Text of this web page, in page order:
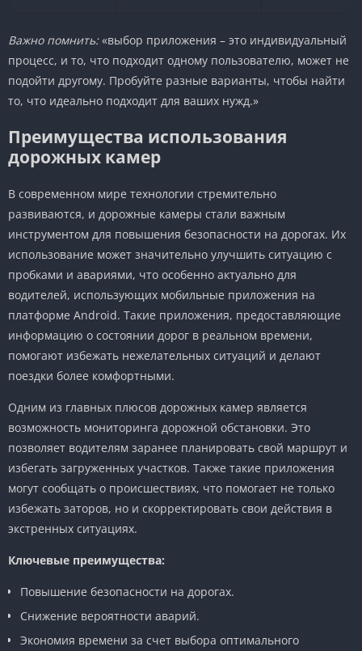
Важно помнить:«выбор приложения – это индивидуальный
процесс, и то, что подходит одному пользователю, может не
подойти другому. Пробуйте разные варианты, чтобы найти
то, что идеально подходит для ваших нужд.»
Преимущества использования
дорожных камер
В современном мире технологии стремительно
развиваются, и дорожные камеры стали важным
инструментом для повышения безопасности на дорогах. Их
использование может значительно улучшить ситуацию с
пробками и авариями, что особенно актуально для
водителей, использующих мобильные приложения на
платформе Android. Такие приложения, предоставляющие
информацию о состоянии дорог в реальном времени,
помогают избежать нежелательных ситуаций и делают
поездки более комфортными.
Одним из главных плюсов дорожных камер является
возможность мониторинга дорожной обстановки. Это
позволяет водителям заранее планировать свой маршрут и
избегать загруженных участков. Также такие приложения
могут сообщать о происшествиях, что помогает не только
избежать заторов, но и скорректировать свои действия в
экстренных ситуациях.
Ключевые преимущества:
Повышение безопасности на дорогах.
Снижение вероятности аварий.
Экономия времени за счет выбора оптимального